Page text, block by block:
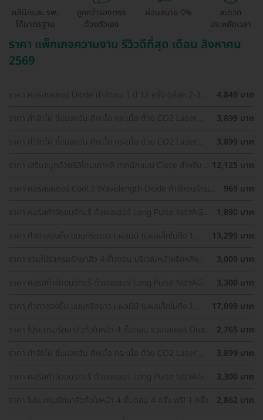
คลินิกและ รพ.
ได้มาตรฐาน
ถูกกว่าจองตรง
ด้วยตัวเอง
ผ่อนสบาย 0%
สะดวก
ประหยัดเวลา
ราคา แพ็กเกจความงาม รีวิวดีที่สุด เดือน สิงหาคม
2569
ราคา คอร์สเลเซอร์ Diode กำจัดขน 1 ปี 12 ครั้ง (เลือก 2-3
4,849 บาท
ราคา กำจัดไฝ ขี้แมลงวัน ติ่งเนื้อ กระเนื้อ ด้วย CO2 Laser
ลำคอ 1 ครั้ง
3,899 บาท
ราคา กำจัดไฝ ขี้แมลงวัน ติ่งเนื้อ กระเนื้อ ด้วย CO2 Laser
ลำคอ 1 ครั้ง
3,899 บาท
ราคา เสริมจมูกด้วยซิลิโคนเกาหลี เทคนิคแบบ Close สำหรับ
12,125 บาท
ราคา คอร์สเลเซอร์ Cool 3 Wavelength Diode กำจัดขนรักแร้
969 บาท
ราคา คอร์สกำจัดขนรักแร้ ด้วยเลเซอร์ Long Pulse Nd:YAG
1,890 บาท
ราคา ทำตาสองชั้น แบบกรีดยาว แผลมินิ (แผลเล็กไม่ถึง 1
13,299 บาท
ราคา รวมโปรแกรมรักษาสิว 4 ขั้นตอน บริเวณหน้าหรือหลัง
3,009 บาท
ราคา คอร์สกำจัดขนรักแร้ ด้วยเลเซอร์ Long Pulse Nd:YAG
3,300 บาท
ราคา ทำตาสองชั้น แบบกรีดยาว แผลมินิ (แผลเล็กไม่ถึง 1
17,099 บาท
ราคา โปรแกรมรักษาสิวทั่วใบหน้า 4 ขั้นตอน รวมเลเซอร์ Dual
2,765 บาท
ราคา กำจัดไฝ ขี้แมลงวัน ติ่งเนื้อ กระเนื้อ ด้วย CO2 Laser
ลำคอ 1 ครั้ง
3,899 บาท
ราคา คอร์สกำจัดขนรักแร้ ด้วยเลเซอร์ Long Pulse Nd:YAG
ครั้ง
3,300 บาท
ราคา โปรแกรมรักษาสิวทั่วใบหน้า 4 ขั้นตอน 4 ครั้ง ฟรี! 1 ครั้ง
2,862 บาท